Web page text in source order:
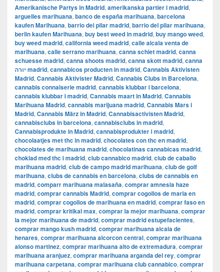
Amerikanische Partys in Madrid, amerikanska partier i madrid,
arguelles marihuana, banco de españa marihuana, barcelona
kaufen Marihuana, barrio del pilar madrid, barrio del pilar marihuana,
berlin kaufen Marihuana, buy best weed in madrid, buy mango weed,
buy weed madrid, california weed madrid, calle alcala venta de
marihuana, calle serrano marihuana, canna schiet madrid, canna
schuesse madrid, canna shoots madrid, canna skott madrid, canna
יורה madrid, cannabicos producten in madrid, Cannabis Aktivisten
Madrid, Cannabis Aktivister Madrid, Cannabis Clubs in Barcelona,
cannabis connaiserie madrid, cannabis klubbar i barcelona,
cannabis klubbar i madrid, Cannabis maart in Madrid, Cannabis
Marihuana Madrid, cannabis marijuana madrid, Cannabis Mars i
Madrid, Cannabis März in Madrid, Cannabisactivisten Madrid,
cannabisclubs in barcelona, cannabisclubs in madrid,
Cannabisprodukte in Madrid, cannabisprodukter i madrid,
chocolaatjes met thc in madrid, chocolates con thc en madrid,
chocolates de marihuana madrid, chocolatinas cannabicas madrid,
choklad med thc i madrid, club cannabico madrid, club de caballo
marihuana madrid, club de campo madrid marihuana, club de golf
marihuana, clubs de cannabis en barcelona, clubs de cannabis en
madrid, comparr marihuana malasaña, comprar amnesia haze
madrid, comprar cannabis Madrid, comprar cogollos de maria en
madrid, comprar cogollos de marihuana en madrid, comprar faso en
madrid, comprar kritikal max, comprar la mejor marihuana, comprar
la mejor marihuana de madrid, comprar madrid estupefacientes,
comprar mango kush madrid, comprar marihuana alcala de
henares, comprar marihuana alcorcon central, comprar marihuana
alonso martinez, comprar marihuana alto de extremadura, comprar
marihuana aranjuez, comprar marihuana arganda del rey, comprar
marihuana carpetana, comprar marihuana club cannabico, comprar